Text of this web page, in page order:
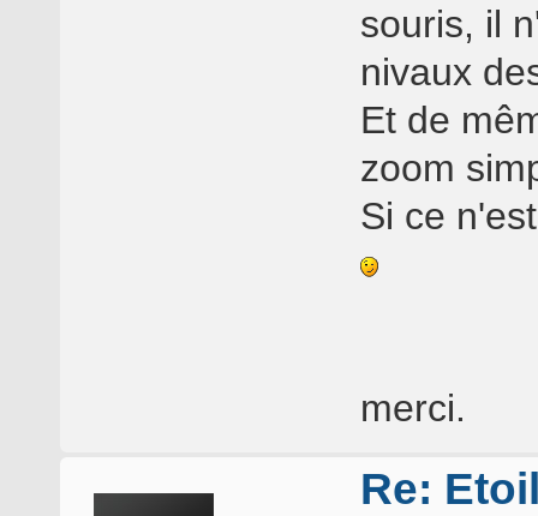
souris, il
nivaux
Et de
zoom
Si ce
merci.
Re: